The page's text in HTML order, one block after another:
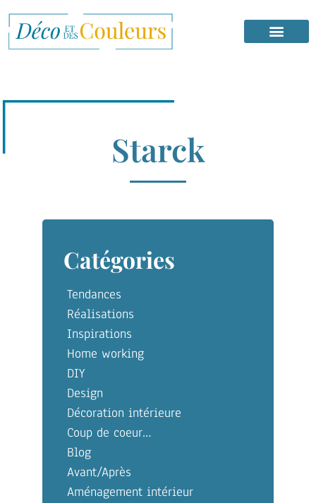
Starck
Catégories
Tendances
Réalisations
Inspirations
Home working
DIY
Design
Décoration intérieure
Coup de coeur…
Blog
Avant/Après
Aménagement intérieur